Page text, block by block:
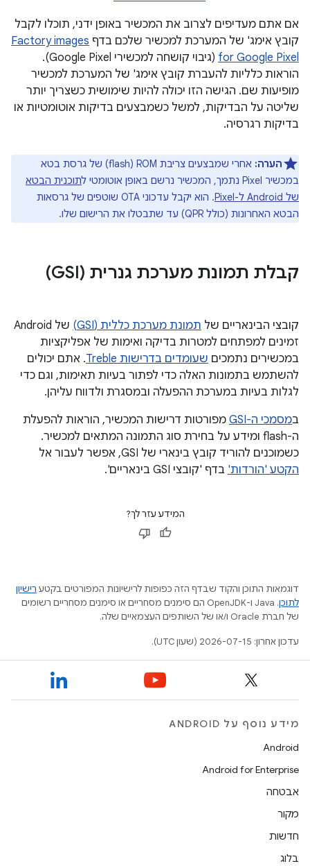
אם אתם מעדיפים לצרוב את המכשיר באופן ידני, תוכלו לקבל
קובץ אימג' של המערכת למכשיר שלכם בדף Factory images
for Google Pixel
(גיבוי קושחה למכשירי Google Pixel).
הוראות כלליות להעברת קובץ אימג' של המערכת למכשיר
מופיעות שם. הגישה הזו יכולה להיות שימושית כשצריך יותר
שליטה על הבדיקות, למשל כשמבצעים בדיקות אוטומטיות או
בדיקות רגרסיה.
הערה:
אחרי שמבצעים צריבת ROM‏ (flash) של גרסת בטא
במכשיר Pixel נתמך, המכשיר נרשם באופן אוטומטי ל
תוכנית הבטא
של Android ל-Pixel
. הוא יקבל עדכוני OTA שוטפים של גרסאות
הבטא האחרונות (כולל QPR) עד שתבטלו את הרישום שלו.
קבלת תמונת מערכת גנרית (GSI)
קובצי הבינאריים של תמונת מערכת כללית (GSI)
של Android
זמינים למפתחים למטרות בדיקה ואימות של אפליקציות
במכשירים נתמכים שעומדים בדרישות Treble
. אתם יכולים
להשתמש בתמונות האלה כדי לפתור בעיות תאימות, וגם כדי
לגלות בעיות במערכת ההפעלה ובמסגרת ולדווח עליהן.
במסמכי ה-GSI
מפורטות דרישות המכשיר, הוראות להפעלת
ה-flash ומידע על בחירת סוג התמונה המתאים למכשיר.
כשמוכנים להוריד קובץ בינארי של GSI, אפשר לעבור אל
הקטע 'הורדות' בדף 'קובצי GSI בינאריים'.
המידע עזר לך?
דוגמאות התוכן והקוד שבדף הזה כפופות לרישיונות המפורטים בקטע רישיון
לתוכן
.‏ Java ו-OpenJDK הם סימנים מסחריים או סימנים מסחריים רשומים
של חברת Oracle ו/או של השותפים העצמאיים שלה.
עדכון אחרון: 2026-07-15 (שעון UTC).
מידע נוסף על ANDROID
Android
Android for Enterprise
אבטחה
מקור
חדשות
בלוג